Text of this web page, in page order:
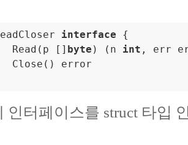
interface {
Read(p []
byte ) (n int , err
Close() error
인터페이스를 struct 타입